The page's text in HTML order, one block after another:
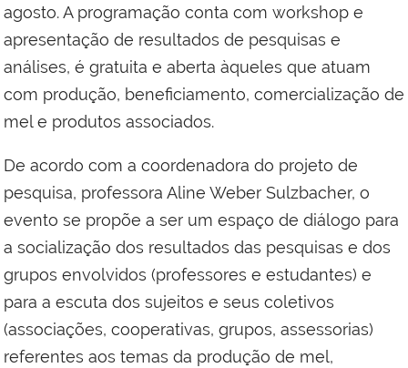
agosto. A programação conta com workshop e
apresentação de resultados de pesquisas e
análises, é gratuita e aberta àqueles que atuam
com produção, beneficiamento, comercialização de
mel e produtos associados.
De acordo com a coordenadora do projeto de
pesquisa, professora Aline Weber Sulzbacher, o
evento se propõe a ser um espaço de diálogo para
a socialização dos resultados das pesquisas e dos
grupos envolvidos (professores e estudantes) e
para a escuta dos sujeitos e seus coletivos
(associações, cooperativas, grupos, assessorias)
referentes aos temas da produção de mel,